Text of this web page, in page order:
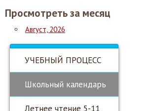
Просмотреть за месяц
Август, 2026
УЧЕБНЫЙ ПРОЦЕСС
Школьный календарь
Летнее чтение 5-11